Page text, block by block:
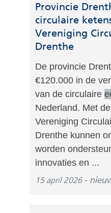
Provincie
circulaire
Vereniging
Drenthe
De provincie
€120.000 in de
van de circulaire
Nederland. Met
Vereniging
Drenthe kunnen
worden
innovaties en ...
15 april 2026